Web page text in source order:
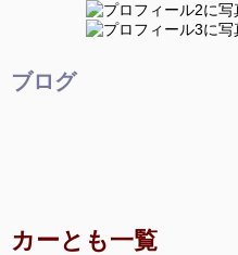
ブログ
カーとも一覧